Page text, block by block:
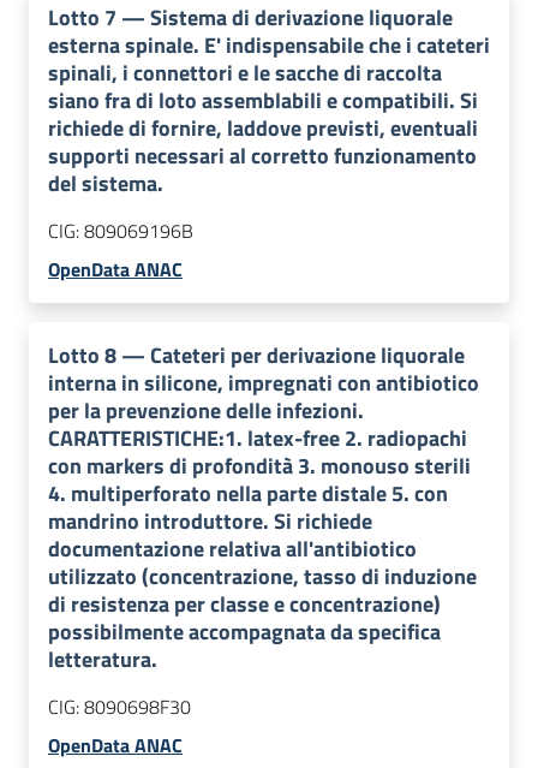
Lotto 7 —Sistema di derivazione liquorale
esterna spinale. E' indispensabile che i cateteri
spinali, i connettori e le sacche di raccolta
siano fra di loto assemblabili e compatibili. Si
richiede di fornire, laddove previsti, eventuali
supporti necessari al corretto funzionamento
del sistema.
CIG:809069196B
OpenData ANAC
Lotto8—Cateteri per derivazione liquorale
interna in silicone, impregnati con antibiotico
per la prevenzione delle infezioni.
CARATTERISTICHE:1. latex-free 2. radiopachi
con markers di profondità 3. monouso sterili
4. multiperforato nella parte distale 5. con
mandrino introduttore. Si richiede
documentazione relativa all'antibiotico
utilizzato (concentrazione, tasso di induzione
di resistenza per classe e concentrazione)
possibilmente accompagnata da specifica
letteratura.
CIG:8090698F30
OpenData ANAC